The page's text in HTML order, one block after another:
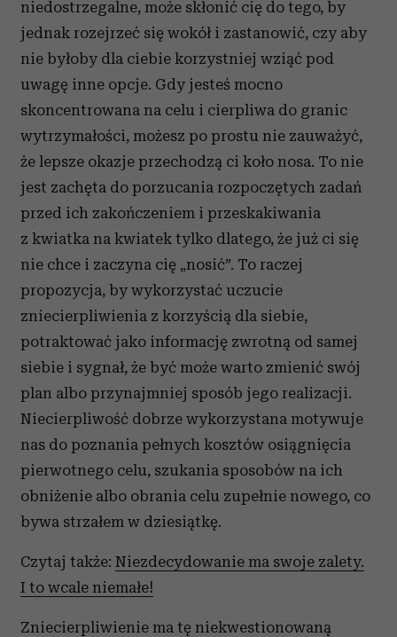
analizować ruch w naszej witrynie. Informacje o tym, jak
korzystasz z naszej witryny, udostępniamy partnerom
społecznościowym, reklamowym i analitycznym.
Partnerzy mogą połączyć te informacje z innymi danymi
otrzymanymi od Ciebie lub uzyskanymi podczas
korzystania z ich usług.
niedostrzegalne, może skłonić cię do tego, by
jednak rozejrzeć się wokół i zastanowić, czy aby
nie byłoby dla ciebie korzystniej wziąć pod
uwagę inne opcje. Gdy jesteś mocno
skoncentrowana na celu i cierpliwa do granic
wytrzymałości, możesz po prostu nie zauważyć,
że lepsze okazje przechodzą ci koło nosa. To nie
jest zachęta do porzucania rozpoczętych zadań
przed ich zakończeniem i przeskakiwania
z kwiatka na kwiatek tylko dlatego, że już ci się
nie chce i zaczyna cię „nosić”. To raczej
propozycja, by wykorzystać uczucie
zniecierpliwienia z korzyścią dla siebie,
potraktować jako informację zwrotną od samej
siebie i sygnał, że być może warto zmienić swój
plan albo przynajmniej sposób jego realizacji.
Niecierpliwość dobrze wykorzystana motywuje
nas do poznania pełnych kosztów osiągnięcia
pierwotnego celu, szukania sposobów na ich
obniżenie albo obrania celu zupełnie nowego, co
bywa strzałem w dziesiątkę.
Czytaj także: Niezdecydowanie ma swoje zalety.
I to wcale niemałe!
Zniecierpliwienie ma tę niekwestionowaną